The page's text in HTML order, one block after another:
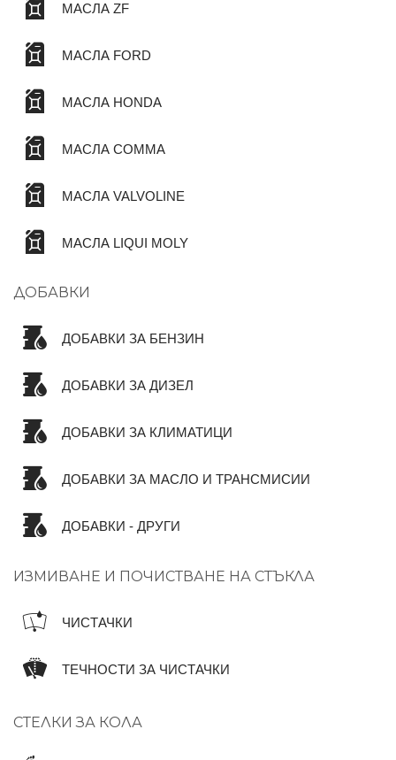
МАСЛА ZF
МАСЛА FORD
МАСЛА HONDA
МАСЛА COMMA
МАСЛА VALVOLINE
МАСЛА LIQUI MOLY
ДОБАВКИ
ДОБАВКИ ЗА БЕНЗИН
ДОБАВКИ ЗА ДИЗЕЛ
ДОБАВКИ ЗА КЛИМАТИЦИ
ДОБАВКИ ЗА МАСЛО И ТРАНСМИСИИ
ДОБАВКИ - ДРУГИ
ИЗМИВАНЕ И ПОЧИСТВАНЕ НА СТЪКЛА
ЧИСТАЧКИ
ТЕЧНОСТИ ЗА ЧИСТАЧКИ
СТЕЛКИ ЗА КОЛА